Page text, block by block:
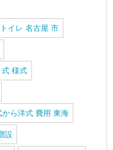
トイレ 名古屋 市
式 様式
から洋式 費用 東海
設